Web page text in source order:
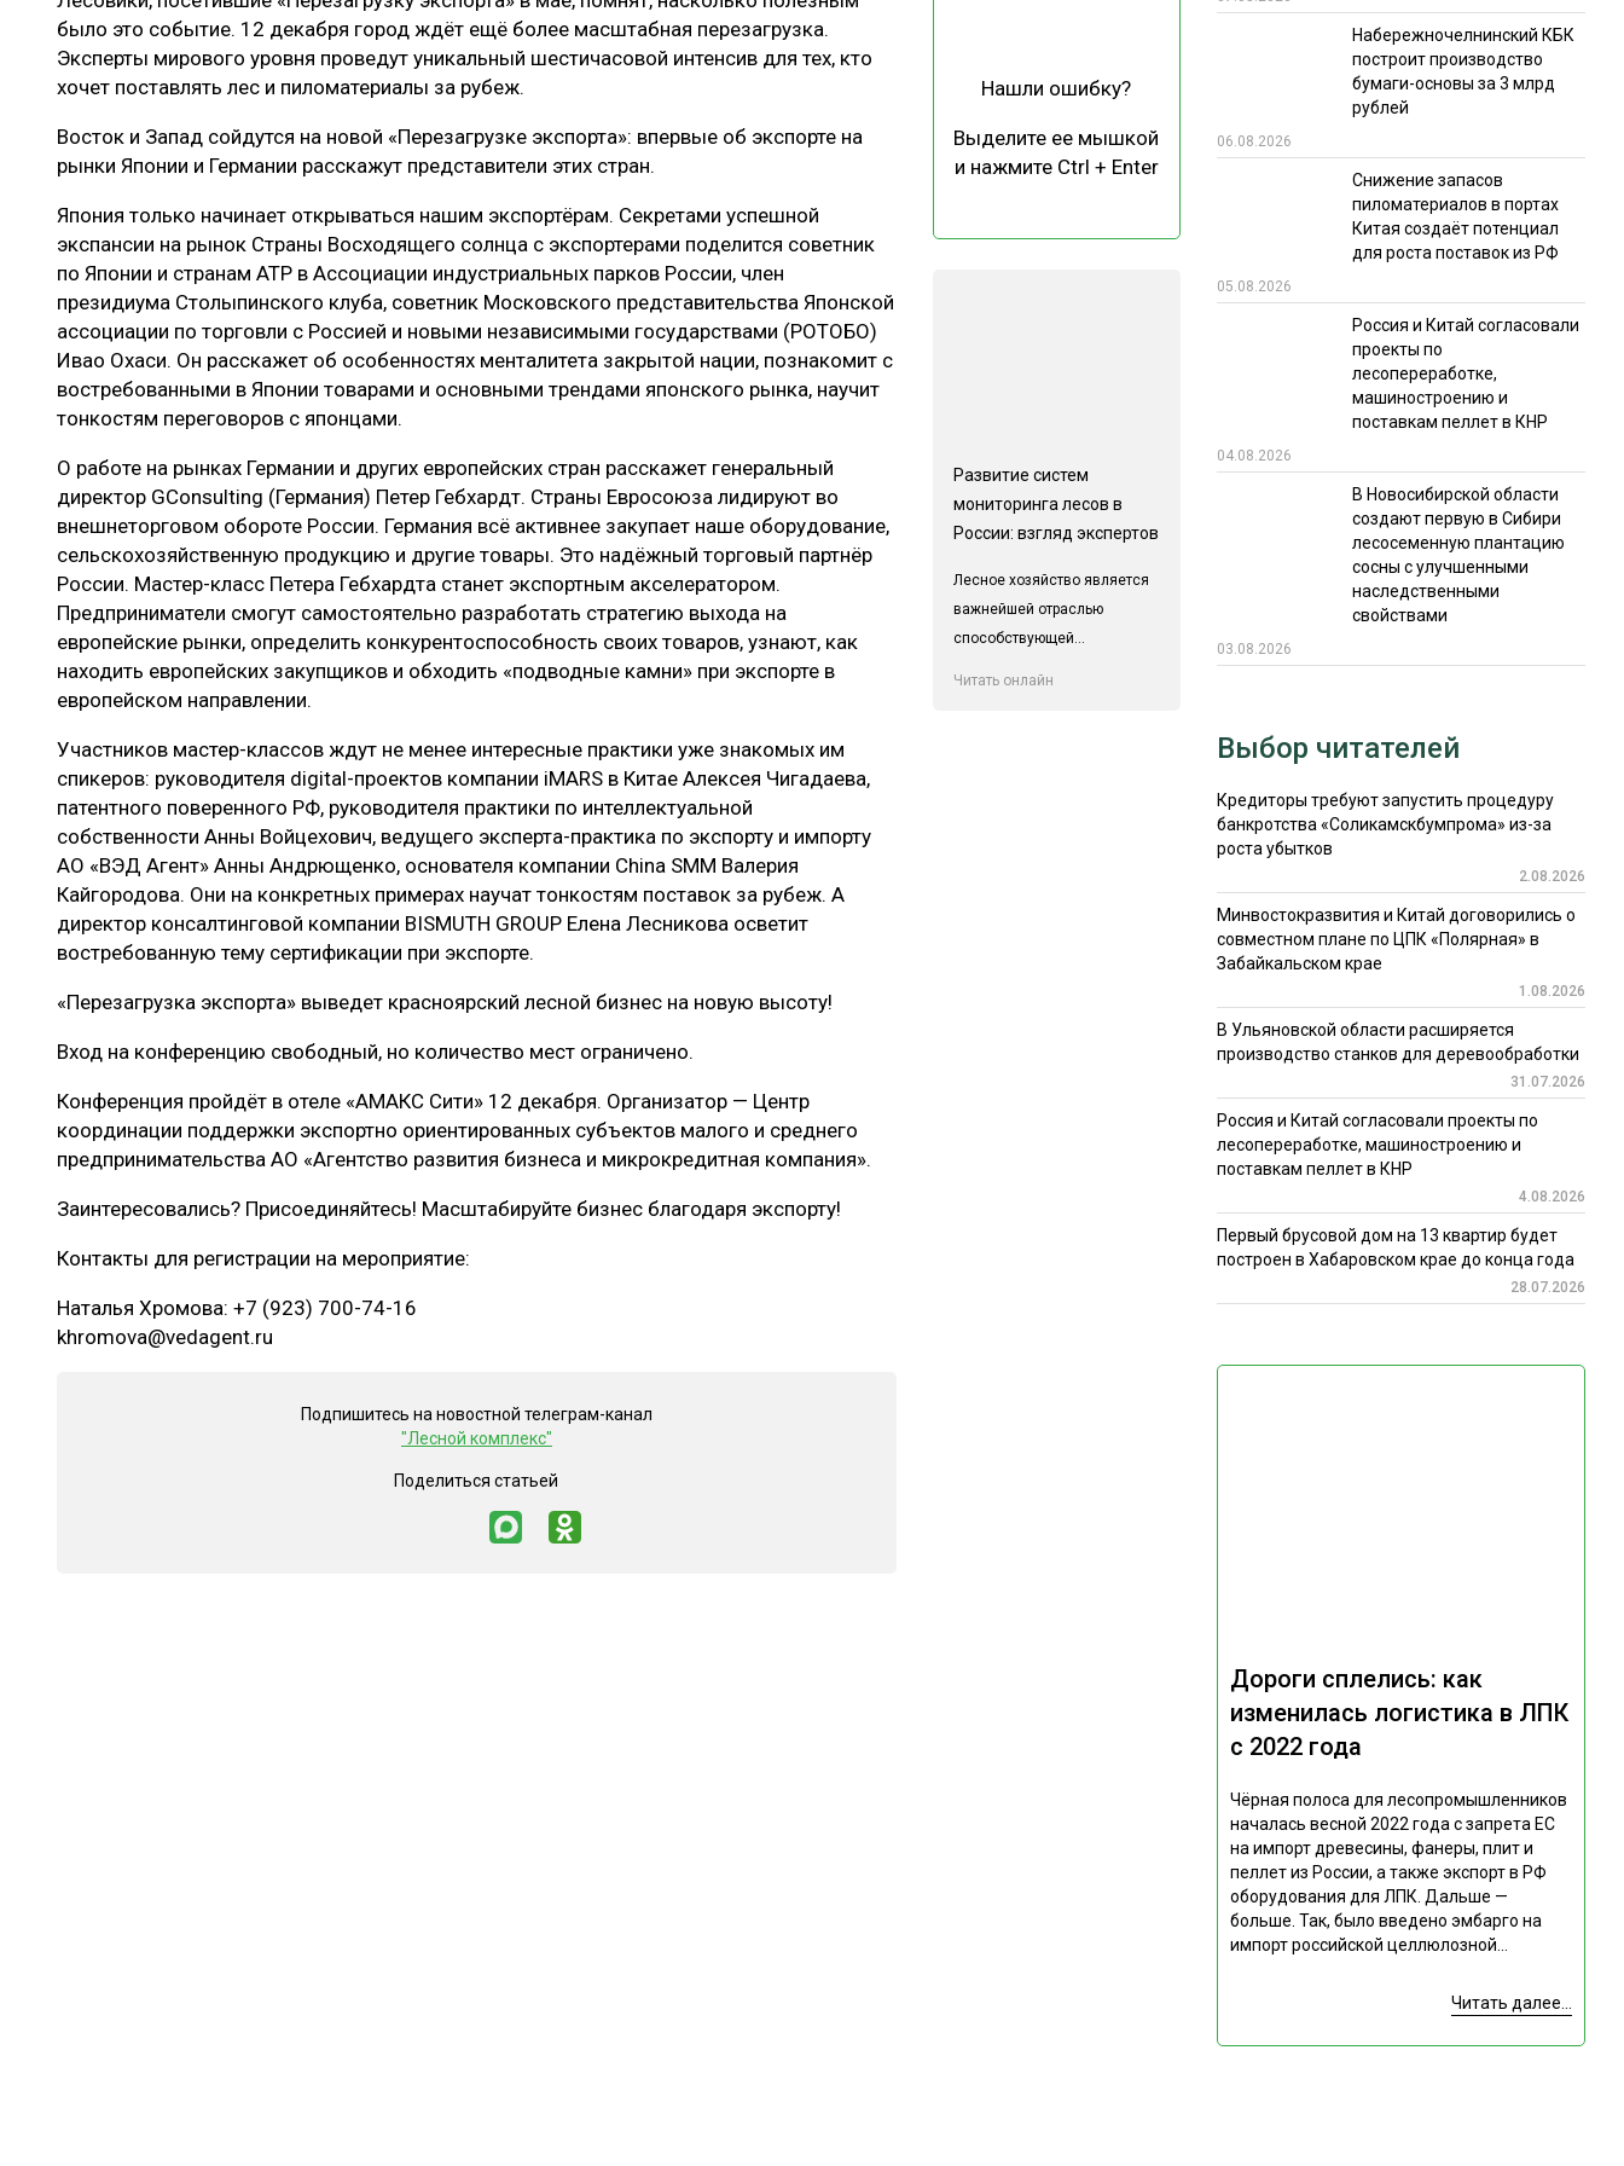
ЛЕСОВОССТАНОВЛЕНИЕ И ЗАЩИТА
ЛОГИСТИКА
ПРОИЗВОДСТВО ДРЕВЕСНЫХ ПЛИТ
ЦБП
СУШКА ДРЕВЕСИНЫ
МЕБЕЛЬНОЕ ПРОИЗВОДСТВО ТЕХНОЛОГИИ
ОТРАСЛЕВАЯ ДИСКУССИЯ
ЭКСПЕРТНОЕ МНЕНИЕ
ИТОГИ МЕРОПРИЯТИЙ
было это событие. 12 декабря город ждёт ещё более масштабная перезагрузка.
Эксперты мирового уровня проведут уникальный шестичасовой интенсив для тех, кто
хочет поставлять лес и пиломатериалы за рубеж.
Восток и Запад сойдутся на новой «Перезагрузке экспорта»: впервые об экспорте на
рынки Японии и Германии расскажут представители этих стран.
Япония только начинает открываться нашим экспортёрам. Секретами успешной
экспансии на рынок Страны Восходящего солнца с экспортерами поделится советник
по Японии и странам АТР в Ассоциации индустриальных парков России, член
президиума Столыпинского клуба, советник Московского представительства Японской
ассоциации по торговли с Россией и новыми независимыми государствами (РОТОБО)
Ивао Охаси. Он расскажет об особенностях менталитета закрытой нации, познакомит с
востребованными в Японии товарами и основными трендами японского рынка, научит
тонкостям переговоров с японцами.
О работе на рынках Германии и других европейских стран расскажет генеральный
директор GConsulting (Германия) Петер Гебхардт. Страны Евросоюза лидируют во
внешнеторговом обороте России. Германия всё активнее закупает наше оборудование,
сельскохозяйственную продукцию и другие товары. Это надёжный торговый партнёр
России. Мастер-класс Петера Гебхардта станет экспортным акселератором.
Предприниматели смогут самостоятельно разработать стратегию выхода на
европейские рынки, определить конкурентоспособность своих товаров, узнают, как
находить европейских закупщиков и обходить «подводные камни» при экспорте в
европейском направлении.
Участников мастер-классов ждут не менее интересные практики уже знакомых им
спикеров: руководителя digital-проектов компании iMARS в Китае Алексея Чигадаева,
патентного поверенного РФ, руководителя практики по интеллектуальной
собственности Анны Войцехович, ведущего эксперта-практика по экспорту и импорту
АО «ВЭД Агент» Анны Андрющенко, основателя компании China SMM Валерия
Кайгородова. Они на конкретных примерах научат тонкостям поставок за рубеж. А
директор консалтинговой компании BISMUTH GROUP Елена Лесникова осветит
востребованную тему сертификации при экспорте.
«Перезагрузка экспорта» выведет красноярский лесной бизнес на новую высоту!
Вход на конференцию свободный, но количество мест ограничено.
Конференция пройдёт в отеле «АМАКС Сити» 12 декабря. Организатор — Центр
координации поддержки экспортно ориентированных субъектов малого и среднего
предпринимательства АО «Агентство развития бизнеса и микрокредитная компания».
Заинтересовались? Присоединяйтесь! Масштабируйте бизнес благодаря экспорту!
Контакты для регистрации на мероприятие:
Наталья Хромова: +7 (923) 700-74-16
khromova@vedagent.ru
Подпишитесь на новостной телеграм-канал
"Лесной комплекс"
Поделиться статьей
Нашли ошибку?
Выделите ее мышкой
и нажмите Ctrl + Enter
Развитие систем
мониторинга лесов в
России: взгляд экспертов
Лесное хозяйство является
важнейшей отраслью
способствующей...
Читать онлайн
Набережночелнинский КБК
построит производство
бумаги-основы за 3 млрд
рублей
06.08.2026
Снижение запасов
пиломатериалов в портах
Китая создаёт потенциал
для роста поставок из РФ
05.08.2026
Россия и Китай согласовали
проекты по
лесопереработке,
машиностроению и
поставкам пеллет в КНР
04.08.2026
В Новосибирской области
создают первую в Сибири
лесосеменную плантацию
сосны с улучшенными
наследственными
свойствами
03.08.2026
Дороги сплелись: как
изменилась логистика в ЛПК
с 2022 года
Чёрная полоса для лесопромышленников
началась весной 2022 года с запрета ЕС
на импорт древесины, фанеры, плит и
пеллет из России, а также экспорт в РФ
оборудования для ЛПК. Дальше —
больше. Так, было введено эмбарго на
импорт российской целлюлозной...
Читать далее...
Выбор читателей
Кредиторы требуют запустить процедуру
банкротства «Соликамскбумпрома» из-за
роста убытков
2.08.2026
Минвостокразвития и Китай договорились о
совместном плане по ЦПК «Полярная» в
Забайкальском крае
1.08.2026
В Ульяновской области расширяется
производство станков для деревообработки
31.07.2026
Россия и Китай согласовали проекты по
лесопереработке, машиностроению и
поставкам пеллет в КНР
4.08.2026
Первый брусовой дом на 13 квартир будет
построен в Хабаровском крае до конца года
28.07.2026